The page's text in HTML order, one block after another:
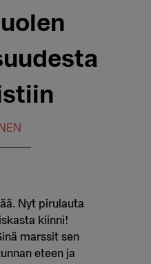
Nyt pirulauta
kiinni!
marssit sen
eteen ja